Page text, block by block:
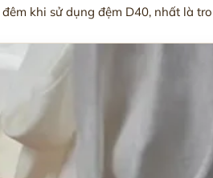
khi sử dụng đệm D40, nhất là